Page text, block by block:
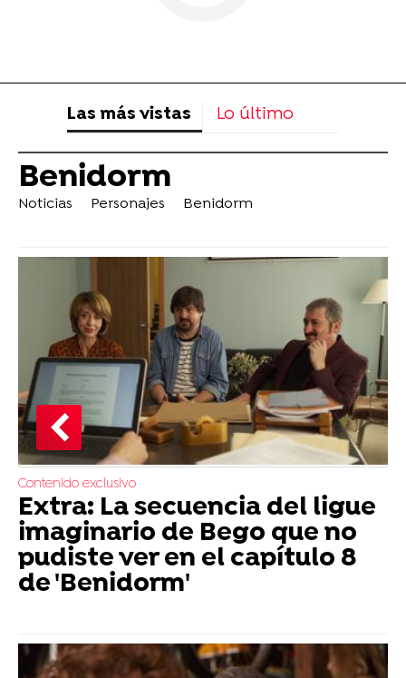
Las más vistas Lo último
Benidorm
Noticias Personajes Benidorm
Contenido exclusivo
Extra: La secuencia del ligue
imaginario de Bego que no
pudiste ver en el capítulo 8
de 'Benidorm'